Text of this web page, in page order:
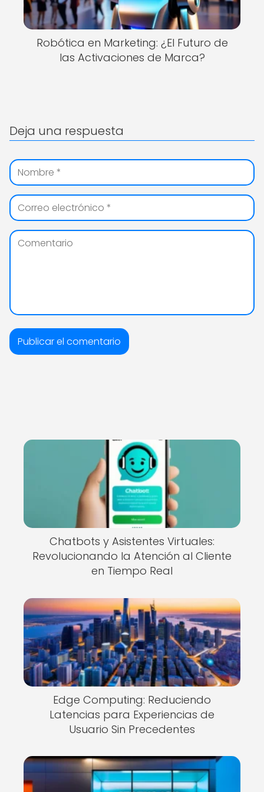
Robótica en Marketing: ¿El Futuro de
las Activaciones de Marca?
Deja una respuesta
Chatbots y Asistentes Virtuales:
Revolucionando la Atención al Cliente
en Tiempo Real
Edge Computing: Reduciendo
Latencias para Experiencias de
Usuario Sin Precedentes